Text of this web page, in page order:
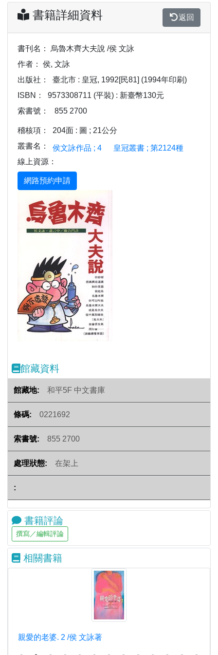
書籍詳細資料 返回
書刊名：
烏魯木齊大夫說 /侯 文詠
作者：
侯, 文詠
出版社：
臺北市 : 皇冠, 1992[民81] (1994年印刷)
ISBN：
9573308711 (平裝) : 新臺幣130元
索書號：
855 2700
稽核項：
204面 : 圖 ; 21公分
叢書名：
侯文詠作品 ; 4
皇冠叢書 ; 第2124種
線上資源：
Previous
館藏資料
和平5F 中文書庫
0221692
855 2700
在架上
書籍評論
相關書籍
親愛的老婆. 2 /侯 文詠著